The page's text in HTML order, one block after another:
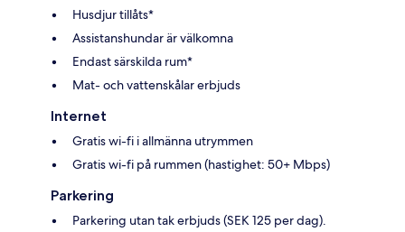
Husdjur tillåts*
Assistanshundar är välkomna
Endast särskilda rum*
Mat- och vattenskålar erbjuds
Internet
Gratis wi-fi i allmänna utrymmen
Gratis wi-fi på rummen (hastighet: 50+ Mbps)
Parkering
Parkering utan tak erbjuds (SEK 125 per dag).